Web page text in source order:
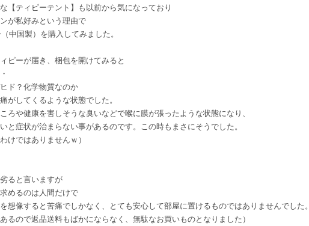
【ティピーテント】も以前から気になっており
が私好みという理由で
中国製） を購入してみました。
ピーが届き、梱包を開けてみると
ド？化学物質なのか
がしてくるような状態でした。
ろや健康を害しそうな臭いなどで喉に膜が張ったような状態になり、
と症状が治まらない事があるのです。この時もまさにそうでした。
けではありませんｗ）
ると言いますが
めるのは人間だけで
想像すると苦痛でしかなく、とても安心して部屋に置けるものではありませんでした。
るので返品送料もばかにならなく、無駄なお買いものとなりました）